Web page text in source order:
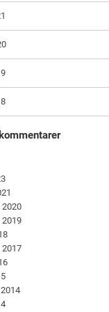
2020
2019
2017